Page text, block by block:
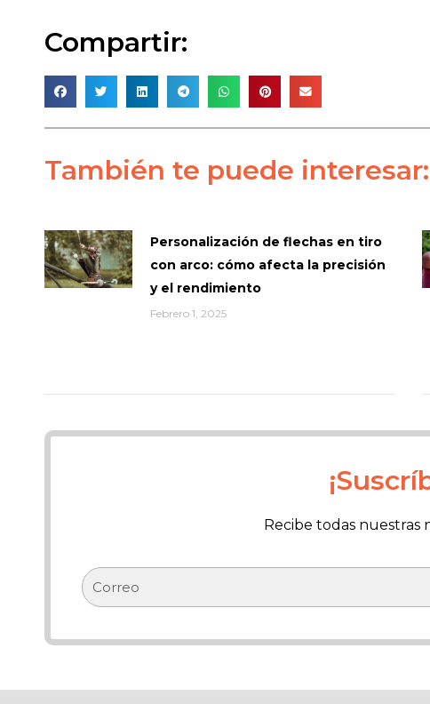
Compartir:
También te puede interesar:
Personalización de flechas en tiro
con arco: cómo afecta la precisión
y el rendimiento
Febrero 1, 2025
Recibe todas nuestras
Correo
electrónico